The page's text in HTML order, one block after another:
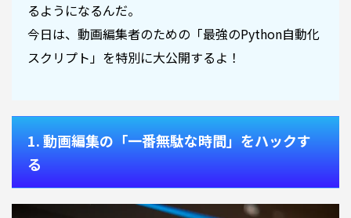
るようになるんだ。
今日は、動画編集者のための「最強のPython自動化
スクリプト」を特別に大公開するよ！
1. 動画編集の「一番無駄な時間」をハックす
る